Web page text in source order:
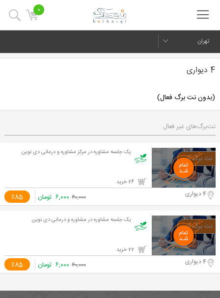
0
تهران
4 دیواری
(بدون نت برگ فعال)
نت‌برگ‌های غیر فعال
یک جلسه مشاوره در مرکز مشاوره و درمانی دی نوین
٪85 4 دیواری ۴۰,۰۰۰ ۶,۰۰۰ تومان
یک جلسه مشاوره در مشاوره و درمانی دی نوین
٪85 4 دیواری ۴۰,۰۰۰ ۶,۰۰۰ تومان